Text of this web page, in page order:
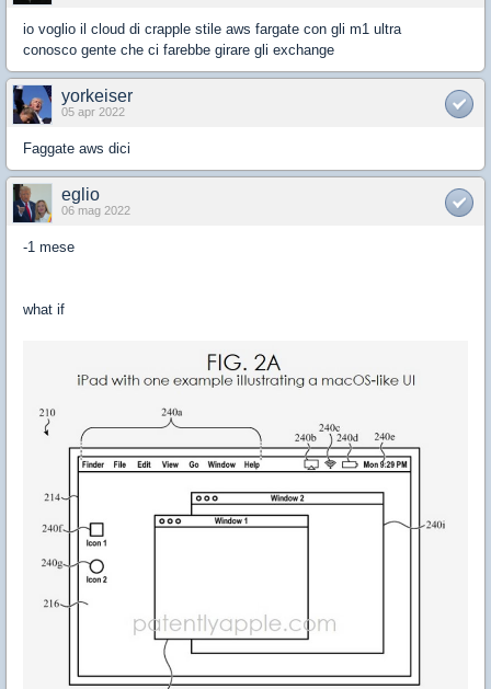
io voglio il cloud di crapple stile aws fargate con gli m1 ultra
conosco gente che ci farebbe girare gli exchange
yorkeiser
05 apr 2022
Faggate aws dici
eglio
06 mag 2022
-1 mese
what if